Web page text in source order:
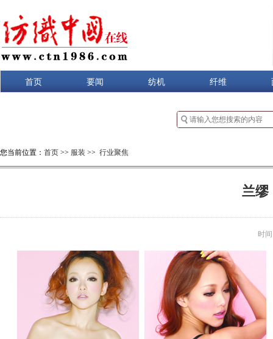
首页 要闻 纺机 纤维
您当前位置： 首页 >> 服装 >> 行业聚焦
兰缪
时